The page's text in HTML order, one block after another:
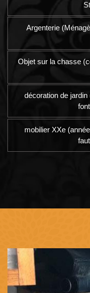
Argenterie
Objet sur la chasse
décoration de
mobilier XXe